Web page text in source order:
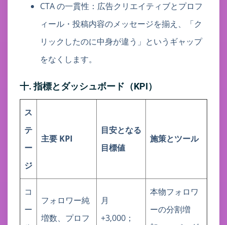
CTA の一貫性：広告クリエイティブとプロフ
ィール・投稿内容のメッセージを揃え、「ク
リックしたのに中身が違う」というギャップ
をなくします。
十. 指標とダッシュボード（KPI）
ス
テ
ー
ジ
主要 KPI
目安となる
目標値
施策とツール
コ
ー
フォロワー純
増数、プロフ
月
+3,000；
本物フォロワ
ーの分割増